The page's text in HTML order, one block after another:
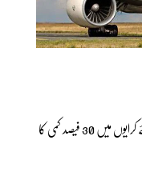
پی آئی اے نے کراچی سے جدہ اور مدینہ منورہ کیلئے کرایوں میں 30 فیصد کمی کا